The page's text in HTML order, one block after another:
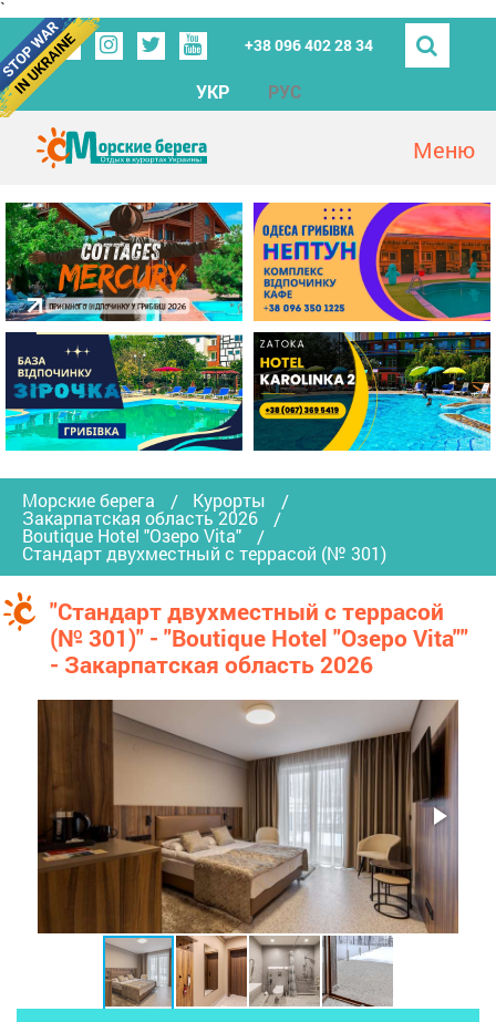
`
+38 096 402 28 34
УКР РУС
Морские берега Курорты
Закарпатская область 2026
Boutique Hotel "Озеро Vita"
Стандарт двухместный с террасой (№ 301)
"Стандарт двухместный с террасой
(№ 301)" - "Boutique Hotel "Озеро Vita""
- Закарпатская область 2026